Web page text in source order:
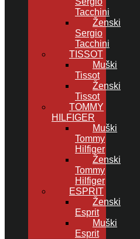
Tacchini
Ženski
Sergio
Tacchini
TISSOT
Muški
Tissot
Ženski
Tissot
TOMMY
HILFIGER
Muški
Tommy
Hilfiger
Ženski
Tommy
Hilfiger
ESPRIT
Ženski
Esprit
Muški
Esprit